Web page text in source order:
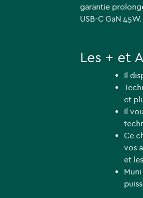
garantie
USB-C GaN 45W.
Les + et
Il
et
Il
Ce
vos
et